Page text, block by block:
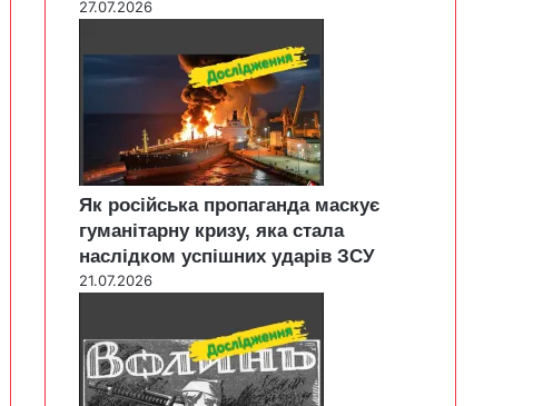
27.07.2026
Як російська пропаганда маскує
гуманітарну кризу, яка стала
наслідком успішних ударів ЗСУ
21.07.2026